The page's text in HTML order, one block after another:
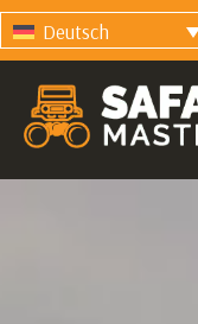
Deutsch